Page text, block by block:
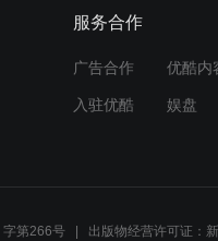
服务合作
广告合作 优酷内
入驻优酷 娱盘
字第266号 出版物经营许可证：